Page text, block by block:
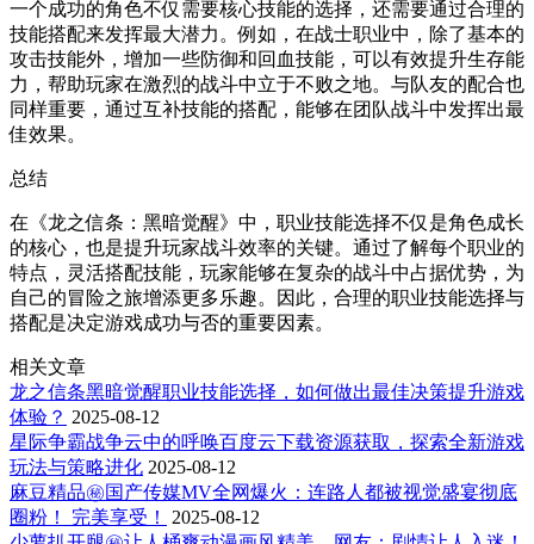
一个成功的角色不仅需要核心技能的选择，还需要通过合理的
技能搭配来发挥最大潜力。例如，在战士职业中，除了基本的
攻击技能外，增加一些防御和回血技能，可以有效提升生存能
力，帮助玩家在激烈的战斗中立于不败之地。与队友的配合也
同样重要，通过互补技能的搭配，能够在团队战斗中发挥出最
佳效果。
总结
在《龙之信条：黑暗觉醒》中，职业技能选择不仅是角色成长
的核心，也是提升玩家战斗效率的关键。通过了解每个职业的
特点，灵活搭配技能，玩家能够在复杂的战斗中占据优势，为
自己的冒险之旅增添更多乐趣。因此，合理的职业技能选择与
搭配是决定游戏成功与否的重要因素。
相关文章
龙之信条黑暗觉醒职业技能选择，如何做出最佳决策提升游戏
体验？ 2025-08-12
星际争霸战争云中的呼唤百度云下载资源获取，探索全新游戏
玩法与策略进化 2025-08-12
麻豆精品㊙️国产传媒MV全网爆火：连路人都被视觉盛宴彻底
圈粉！ 完美享受！
2025-08-12